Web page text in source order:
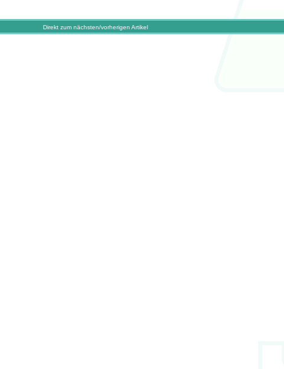
Direkt zum nächsten/vorherigen Artikel